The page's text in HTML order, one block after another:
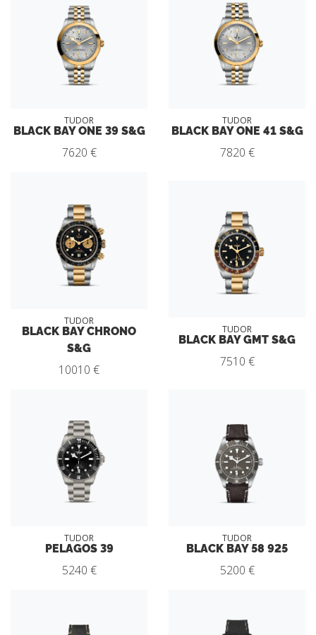
TUDOR
BLACK BAY ONE 39 S&G
7620 €
TUDOR
BLACK BAY ONE 41 S&G
7820 €
TUDOR
BLACK BAY CHRONO
S&G
10010 €
TUDOR
BLACK BAY GMT S&G
7510 €
TUDOR
PELAGOS 39
5240 €
TUDOR
BLACK BAY 58 925
5200 €